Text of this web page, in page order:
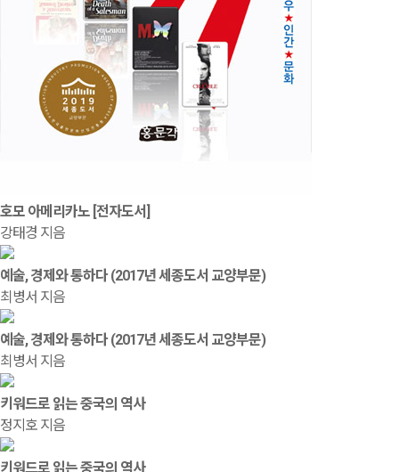
호모 아메리카노 [전자도서]
강태경 지음
예술, 경제와 통하다 (2017년 세종도서 교양부문)
최병서 지음
예술, 경제와 통하다 (2017년 세종도서 교양부문)
최병서 지음
키워드로 읽는 중국의 역사
정지호 지음
키워드로 읽는 중국의 역사